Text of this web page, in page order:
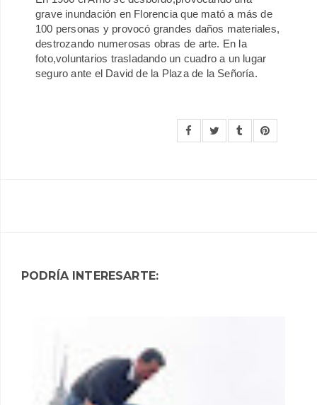
grave inundación en Florencia que mató a más de
100 personas y provocó grandes daños materiales,
destrozando numerosas obras de arte. En la
foto,voluntarios trasladando un cuadro a un lugar
seguro ante el David de la Plaza de la Señoría.
PODRÍA INTERESARTE: